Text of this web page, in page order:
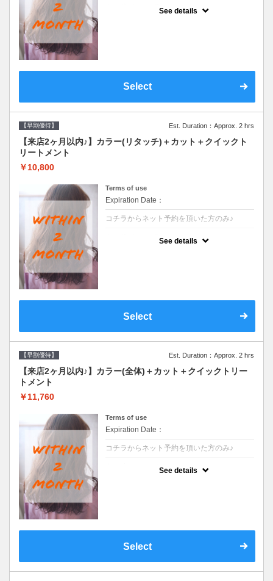
See details
Select
【早割優待】 Est. Duration：Approx. 2 hrs
【来店2ヶ月以内♪】カラー(リタッチ)＋カット＋クイックト
リートメント
￥10,800
Terms of use
Expiration Date：
コチラからネット予約を頂いた方のみ♪
See details
Select
【早割優待】 Est. Duration：Approx. 2 hrs
【来店2ヶ月以内♪】カラー(全体)＋カット＋クイックトリー
トメント
￥11,760
Terms of use
Expiration Date：
コチラからネット予約を頂いた方のみ♪
See details
Select